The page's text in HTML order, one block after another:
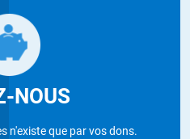
NOUS
n'existe que par vos dons.